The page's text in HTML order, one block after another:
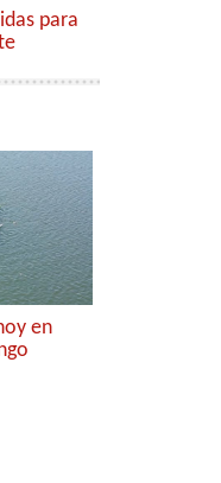
para
en